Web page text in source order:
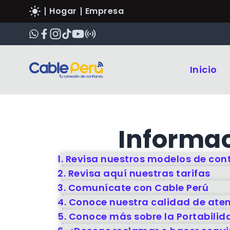
Hogar Empresa
Inicio
1. Revisa nuestros modelos de
2. Revisa aquí nuestras tarifas
3. Comunícate con Cable Perú
4. Conoce nuestra calidad de
5. Conoce más sobre la